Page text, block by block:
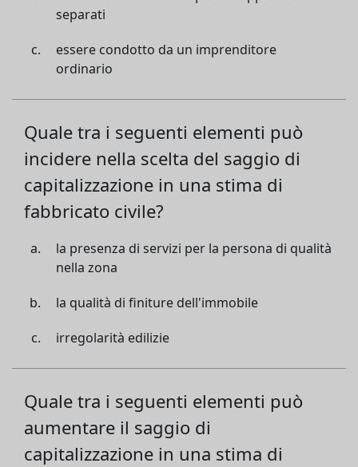
separati
essere condotto da un imprenditore
ordinario
Quale tra i seguenti elementi può
incidere nella scelta del saggio di
capitalizzazione in una stima di
fabbricato civile?
la presenza di servizi per la persona di qualità
nella zona
la qualità di finiture dell'immobile
irregolarità edilizie
Quale tra i seguenti elementi può
aumentare il saggio di
capitalizzazione in una stima di